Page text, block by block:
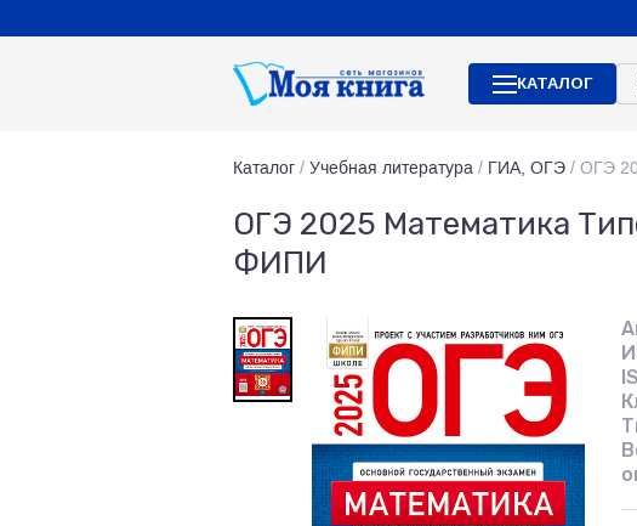
КАТАЛОГ
Каталог / Учебная литература / ГИА, ОГЭ / ОГЭ
ОГЭ 2025 Математика
ФИПИ